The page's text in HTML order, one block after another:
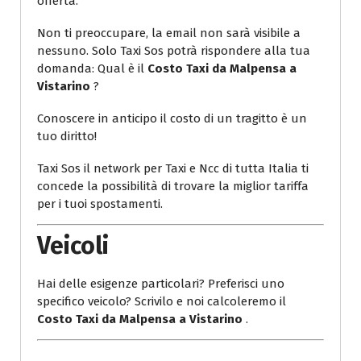
Non ti preoccupare, la email non sarà visibile a
nessuno. Solo Taxi Sos potrà rispondere alla tua
domanda: Qual è il Costo Taxi da Malpensa a
Vistarino ?
Conoscere in anticipo il costo di un tragitto è un
tuo diritto!
Taxi Sos il network per Taxi e Ncc di tutta Italia ti
concede la possibilità di trovare la miglior tariffa
per i tuoi spostamenti.
Veicoli
Hai delle esigenze particolari? Preferisci uno
specifico veicolo? Scrivilo e noi calcoleremo il
Costo Taxi da Malpensa a Vistarino .